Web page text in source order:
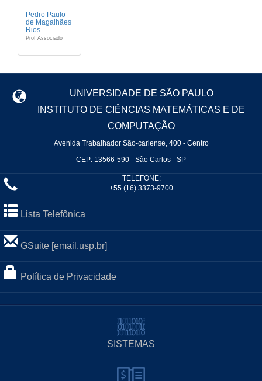
Pedro Paulo
de Magalhães
Rios
Prof Associado
UNIVERSIDADE DE SÃO PAULO
INSTITUTO DE CIÊNCIAS MATEMÁTICAS E DE
COMPUTAÇÃO
Avenida Trabalhador São-carlense, 400 - Centro
CEP: 13566-590 - São Carlos - SP
TELEFONE:
+55 (16) 3373-9700
Lista Telefônica
GSuite [email.usp.br]
Política de Privacidade
SISTEMAS